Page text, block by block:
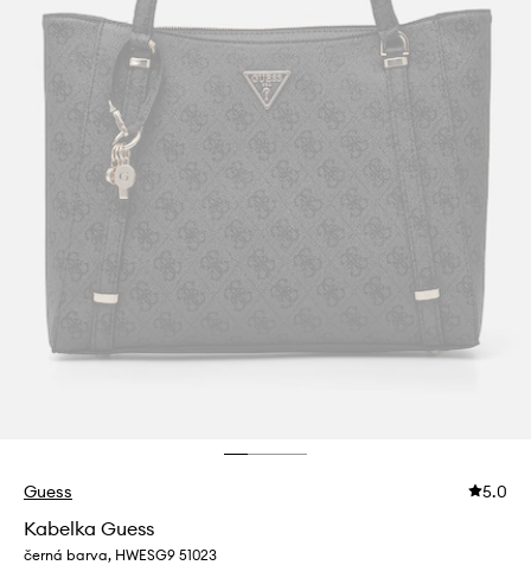
Guess 5.0
Kabelka Guess
černá barva, HWESG9 51023